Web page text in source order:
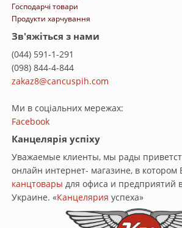
Господарчі товари
Продукти харчування
Зв'яжіться з нами
(044) 591-1-291
(098) 844-4-844
zakaz8@cancuspih.com
Ми в соціальних мережах:
Facebook
Канцелярія успіху
Уважаемые клиенты, мы рады
онлайн интернет- магазине, в
канцтовары для офиса и предприятий
Украине. «Канцелярия успеха»